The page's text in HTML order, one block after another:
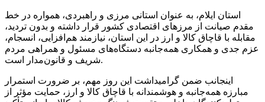
استان ایلام، به عنوان استانی مرزی و راهبردی، همواره در خط
مقدم صیانت از مرزهای اقتصادی کشور قرار داشته و بدون تردید،
مقابله با قاچاق کالا و ارز در این استان، نیازمند هم‌افزایی، انسجام،
عزم جدی و همکاری همه‌جانبه دستگاه‌های مسئول و همراهی مردم
شریف و قانون‌مدار است.
اینجانب ضمن گرامیداشت این روز مهم، بر ضرورت استمرار
مبارزه همه‌جانبه و هوشمندانه با قاچاق کالا و ارز، حمایت مؤثر از